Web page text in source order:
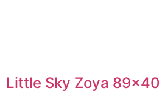
Little Sky Zoya